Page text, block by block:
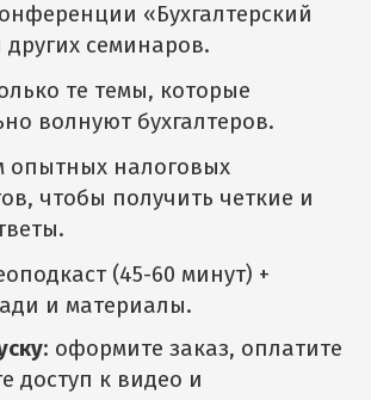
«Бухгалтерский
семинаров.
те темы, которые
волнуют бухгалтеров.
опытных налоговых
чтобы получить четкие и
(45-60 минут) +
и материалы.
: оформите заказ, оплатите
доступ к видео и